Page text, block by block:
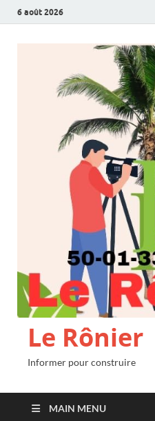
6 août 2026
Le Rônier
Informer pour construire
MAIN MENU